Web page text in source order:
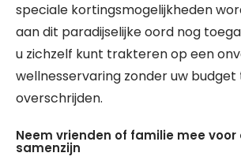
speciale kortingsmogelijkheden
aan dit paradijselijke oord nog
u zichzelf kunt trakteren op een
wellnesservaring zonder uw budget
overschrijden.
Neem vrienden of familie mee
samenzijn